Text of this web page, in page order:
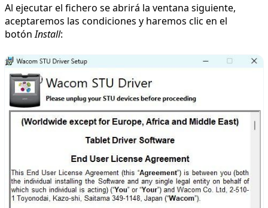
Al ejecutar el fichero se abrirá la ventana siguiente,
aceptaremos las condiciones y haremos clic en el
botónInstall: